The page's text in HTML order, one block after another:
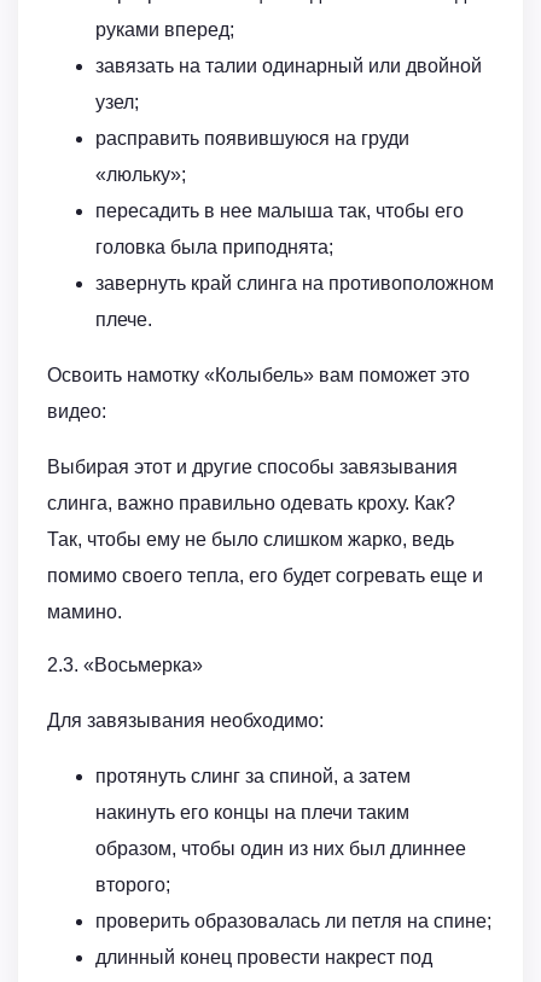
руками вперед;
завязать на талии одинарный или двойной
узел;
расправить появившуюся на груди
«люльку»;
пересадить в нее малыша так, чтобы его
головка была приподнята;
завернуть край слинга на противоположном
плече.
Освоить намотку «Колыбель» вам поможет это
видео:
Выбирая этот и другие способы завязывания
слинга, важно правильно одевать кроху. Как?
Так, чтобы ему не было слишком жарко, ведь
помимо своего тепла, его будет согревать еще и
мамино.
2.3. «Восьмерка»
Для завязывания необходимо:
протянуть слинг за спиной, а затем
накинуть его концы на плечи таким
образом, чтобы один из них был длиннее
второго;
проверить образовалась ли петля на спине;
длинный конец провести накрест под